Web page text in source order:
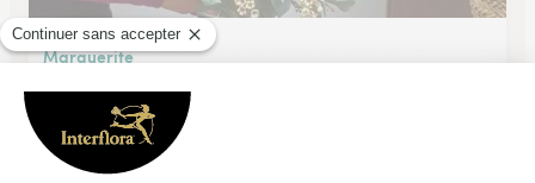
Marguerite
Reims
★3.9 (108)
21 rue Martin Peller